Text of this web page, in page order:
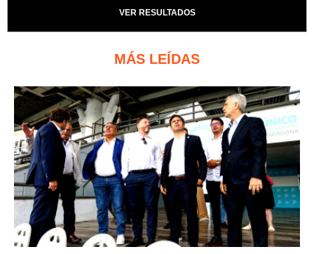
VER RESULTADOS
MÁS LEÍDAS